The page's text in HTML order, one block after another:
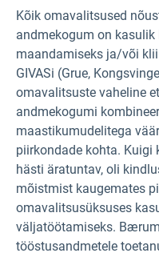
Kõik omavalitsused
andmekogum on
maandamiseks ja/või
GIVASi (Grue,
omavalitsuste vaheline
andmekogumi
maastikumudelitega
piirkondade kohta. Kuigi
hästi äratuntav, oli
mõistmist kaugemates
omavalitsusüksuses
väljatöötamiseks.
tööstusandmetele